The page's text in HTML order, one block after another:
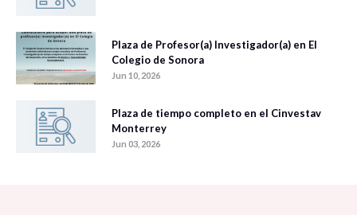
Plaza de Profesor(a) Investigador(a) en El
Colegio de Sonora
Jun 10, 2026
Plaza de tiempo completo en el Cinvestav
Monterrey
Jun 03, 2026